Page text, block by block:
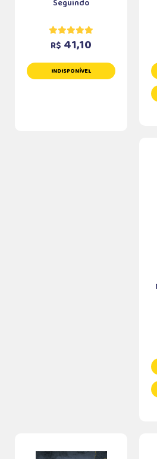
Seguindo
R$ 41,10
INDISPONÍVEL